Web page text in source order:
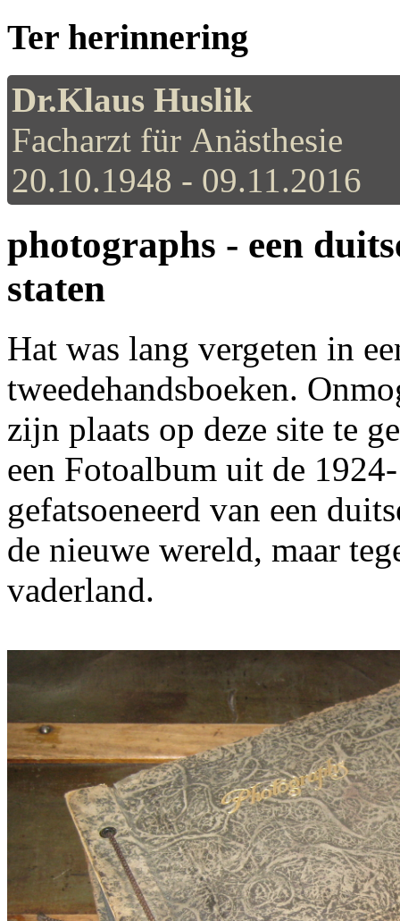
Ter herinnering
Dr.Klaus Huslik
Facharzt für Anästhesie
20.10.1948 - 09.11.2016
photographs - een
staten
Hat was lang vergeten in
tweedehandsboeken.
zijn plaats op deze site te
een Fotoalbum uit de
gefatsoeneerd van een
de nieuwe wereld, maar
vaderland.